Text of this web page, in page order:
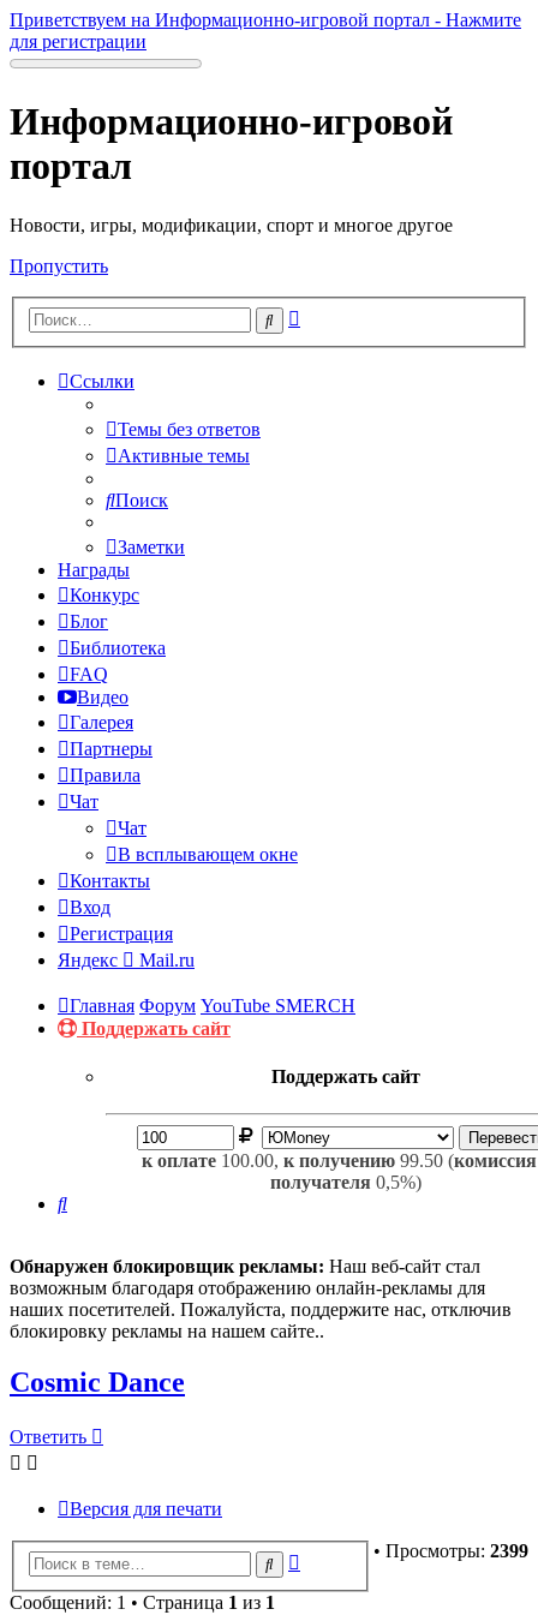
Приветствуем на Информационно-игровой портал - Нажмите
для регистрации
Информационно-игровой
портал
Новости, игры, модификации, спорт и многое другое
Пропустить
Поиск
Ссылки
Темы без ответов
Активные темы
Поиск
Заметки
Награды
Конкурс
Блог
Библиотека
FAQ
Видео
Галерея
Партнеры
Правила
Чат
Чат
В всплывающем окне
Контакты
Вход
Регистрация
Яндекс
Mail.ru
Главная Форум YouTube SMERCH
Поддержать сайт
Поддержать сайт
к оплате 100.00, к получению 99.50 (
получателя 0,5%)
Поиск
Обнаружен блокировщик рекламы: Наш веб-сайт стал
возможным благодаря отображению онлайн-рекламы для
наших посетителей. Пожалуйста, поддержите нас, отключив
блокировку рекламы на нашем сайте..
Cosmic Dance
Ответить
Версия для печати
• Просмотры: 2399
ПоискРасширенный
Сообщений: 1 • Страница 1 из 1